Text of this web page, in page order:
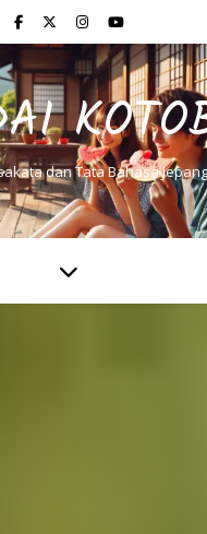
dan Tata Bahasa Jepang